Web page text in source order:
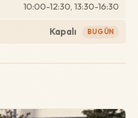
10:00-12:30, 13:30-16:30
Kapalı BUGÜN